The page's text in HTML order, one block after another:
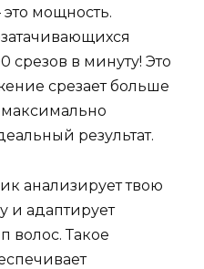
мощность.
срезов в минуту! Это
срезает больше
максимально
результат.
анализирует твою
и адаптирует
волос. Такое